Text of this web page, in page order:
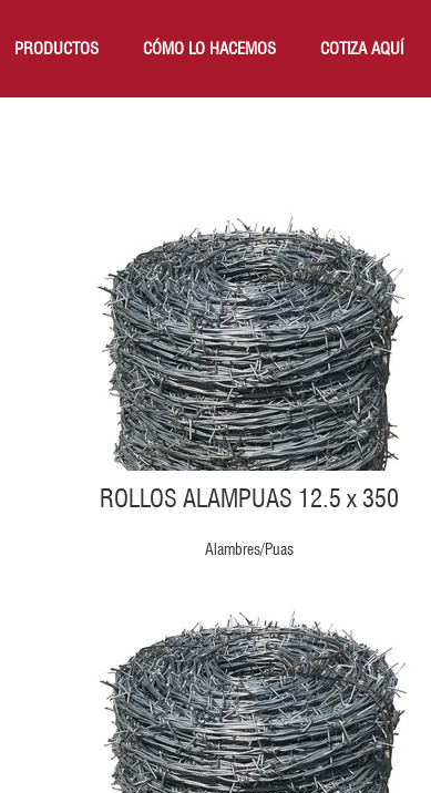
PRODUCTOS CÓMO LO HACEMOS COTIZA AQUÍ
ROLLOS ALAMPUAS 12.5 x 350
Alambres/Puas